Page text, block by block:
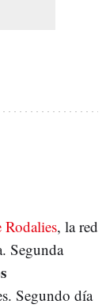
Rodalies, la red
Segunda
Segundo día